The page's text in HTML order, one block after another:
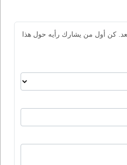
كن أول من يشارك رأيه حول هذا